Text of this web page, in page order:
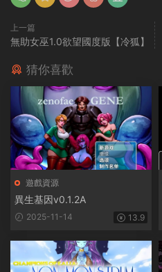
上一篇
無助女巫1.0欲望國度版【冷狐】
猜你喜歡
遊戲資源
異生基因v0.1.2A
2025-11-14 13.9